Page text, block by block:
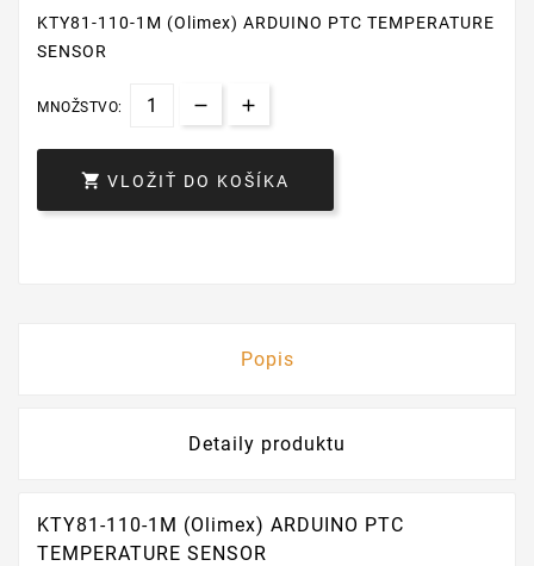
KTY81-110-1M (Olimex) ARDUINO PTC TEMPERATURE
SENSOR
MNOŽSTVO:
 VLOŽIŤ DO KOŠÍKA
Popis
Detaily produktu
KTY81-110-1M (Olimex) ARDUINO PTC
TEMPERATURE SENSOR